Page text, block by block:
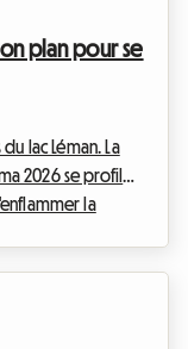
plan pour se
lac Léman. La
2026 se profile
la